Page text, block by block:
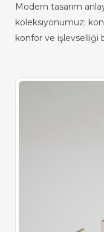
Modern tasarım
koleksiyonumuz;
konfor ve işlevselliği